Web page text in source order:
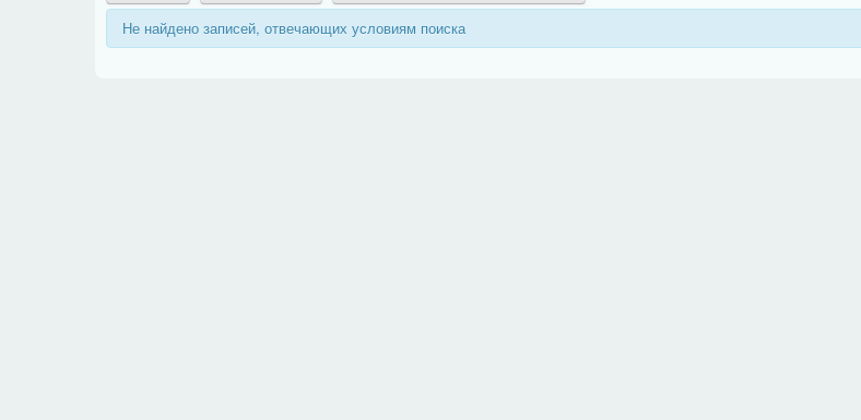
Не найдено записей, отвечающих условиям поиска